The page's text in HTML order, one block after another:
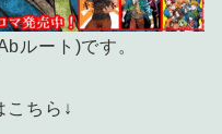
ルート)です。
こちら↓